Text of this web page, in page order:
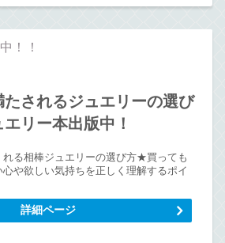
！！
たされるジュエリーの選び
リー本出版中！
る相棒ジュエリーの選び方★買っても
や欲しい気持ちを正しく理解するポイ
詳細ページ